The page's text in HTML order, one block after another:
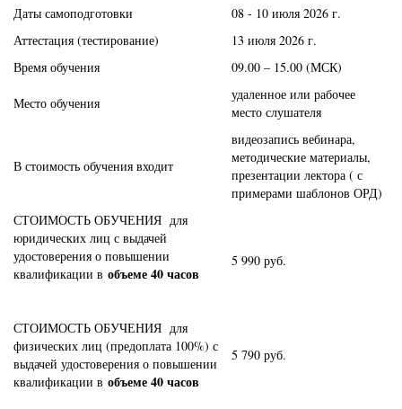
Даты самоподготовки
08 - 10 июля 2026 г.
Аттестация (тестирование)
13 июля 2026 г.
Время обучения
09.00 – 15.00 (МСК)
Место обучения
удаленное или рабочее
место слушателя
В стоимость обучения входит
видеозапись вебинара,
методические материалы,
презентации лектора ( с
примерами шаблонов ОРД)
СТОИМОСТЬ ОБУЧЕНИЯ для
юридических лиц с выдачей
удостоверения о повышении
квалификации в объеме 40 часов
5 990 руб.
СТОИМОСТЬ ОБУЧЕНИЯ для
физических лиц (предоплата 100%) с
выдачей удостоверения о повышении
квалификации в объеме 40 часов
5 790 руб.